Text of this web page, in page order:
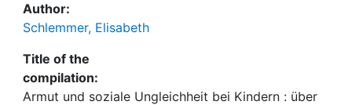
Author:
Schlemmer, Elisabeth
Title of the
compilation:
Armut und soziale Ungleichheit bei Kindern : über